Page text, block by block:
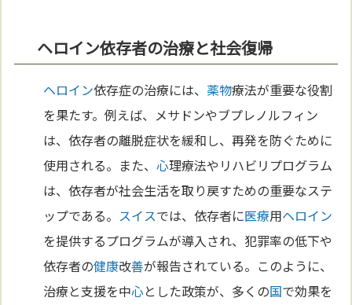
ヘロイン依存者の治療と社会復帰
ヘロイン依存症の治療には、 薬物療法が重要な役割
を果たす。例えば、メサドンやブプレノルフィン
は、依存者の離脱症状を緩和し、再発を防ぐために
使用される。また、心理療法やリハビリプログラム
は、依存者が社会生活を取り戻すための重要なステ
ップである。 スイスでは、依存者に医療用ヘロイン
を提供するプログラムが導入され、犯罪率の低下や
依存者の健康改善が報告されている。このように、
治療と支援を中心とした政策が、多くの国で効果を